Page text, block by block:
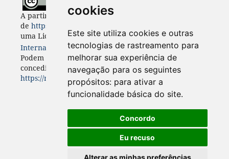
cookies
Este site utiliza cookies e outras
tecnologias de rastreamento para
melhorar sua experiência de
navegação para os seguintes
propósitos: para ativar a
funcionalidade básica do site.
Concordo
Eu recuso
Alterar as minhas preferências
A partir de 2023, Desenvolvimento e Meio Ambiente
de https://revistas.ufpr.br/made
uma Licença
Creative Commons - Atribuição 4.0
Internacional . CC BY 4.0
Podem estar disponíveis autorizações adicionais às
concedidas no âmbito desta licença em
https://revistas.ufpr.br/made/about.